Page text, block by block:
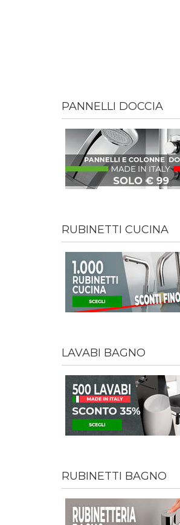
PANNELLI DOCCIA
RUBINETTI CUCINA
LAVABI BAGNO
RUBINETTI BAGNO